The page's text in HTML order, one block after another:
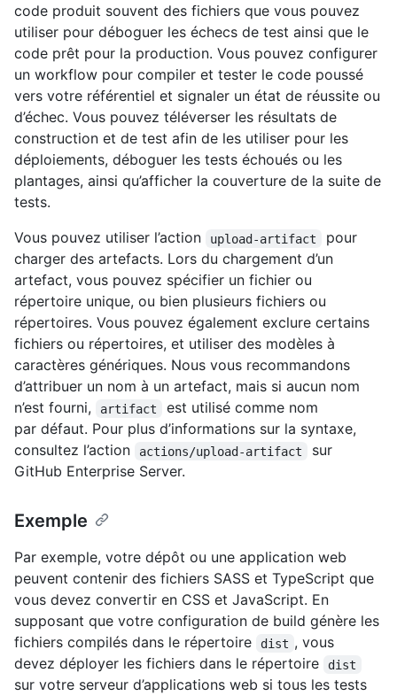
code produit souvent des fichiers que vous pouvez
utiliser pour déboguer les échecs de test ainsi que le
code prêt pour la production. Vous pouvez configurer
un workflow pour compiler et tester le code poussé
vers votre référentiel et signaler un état de réussite ou
d’échec. Vous pouvez téléverser les résultats de
construction et de test afin de les utiliser pour les
déploiements, déboguer les tests échoués ou les
plantages, ainsi qu’afficher la couverture de la suite de
tests.
Vous pouvez utiliser l’action
upload-artifact
pour
charger des artefacts. Lors du chargement d’un
artefact, vous pouvez spécifier un fichier ou
répertoire unique, ou bien plusieurs fichiers ou
répertoires. Vous pouvez également exclure certains
fichiers ou répertoires, et utiliser des modèles à
caractères génériques. Nous vous recommandons
d’attribuer un nom à un artefact, mais si aucun nom
n’est fourni,
artifact
est utilisé comme nom
par défaut. Pour plus d’informations sur la syntaxe,
consultez l’action
actions/upload-artifact
sur
GitHub Enterprise Server.
Exemple
Par exemple, votre dépôt ou une application web
peuvent contenir des fichiers SASS et TypeScript que
vous devez convertir en CSS et JavaScript. En
supposant que votre configuration de build génère les
fichiers compilés dans le répertoire
dist , vous
devez déployer les fichiers dans le répertoire
dist
sur votre serveur d’applications web si tous les tests